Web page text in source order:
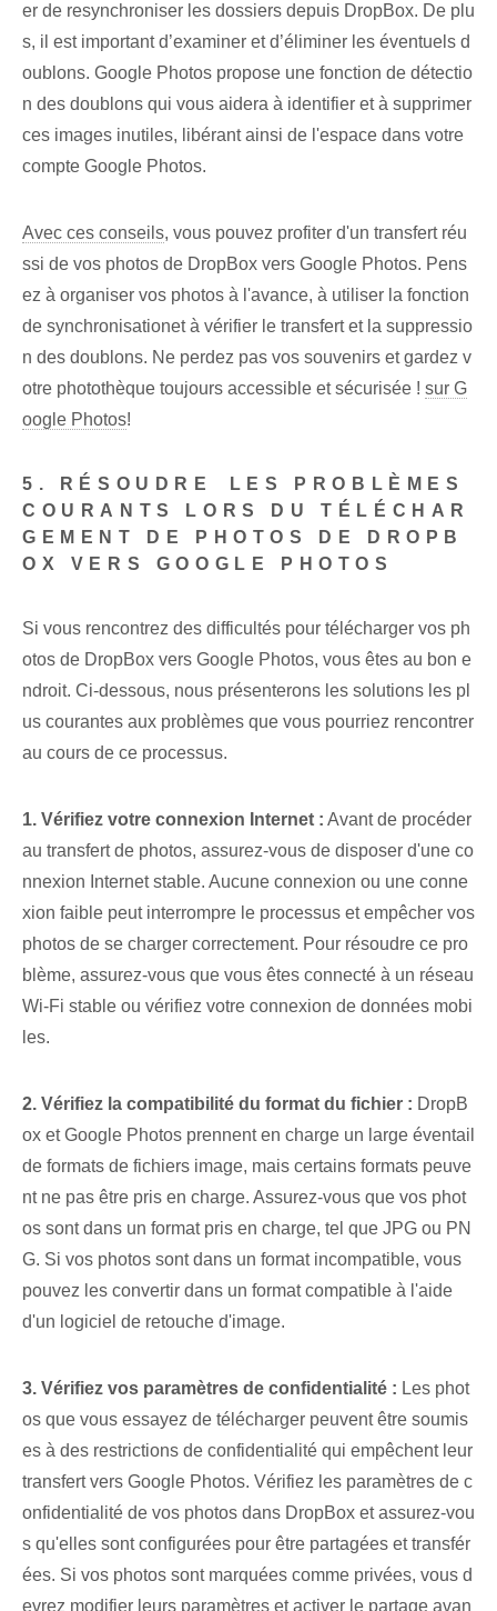
er de resynchroniser les dossiers depuis ⁤DropBox. De plu
s, il est important d’examiner et d’éliminer les éventuels d
oublons. Google Photos‌ propose une fonction de détectio
n des doublons qui vous aidera⁤ à identifier et à supprimer‍
ces images inutiles, libérant ainsi de l'espace dans votre
compte Google Photos.
Avec ces conseils, vous pouvez profiter d'un ‍transfert‍ réu
ssi de vos photos de DropBox vers Google Photos. Pens
ez à organiser ⁤vos photos⁢ à l'avance, à utiliser la ⁤fonction
de synchronisation⁢et à vérifier le transfert et la suppressio
n des ⁢doublons. Ne perdez pas vos souvenirs et gardez v
otre photothèque toujours accessible et sécurisée ! sur G
oogle Photos!
5. RÉSOUDRE⁤ LES PROBLÈMES
COURANTS LORS DU TÉLÉCHAR
GEMENT DE PHOTOS DE DROPB
OX VERS GOOGLE PHOTOS
Si vous rencontrez des difficultés pour télécharger vos ph
otos de DropBox vers Google Photos, vous êtes au bon e
ndroit. Ci-dessous, nous présenterons les solutions les pl
us courantes aux problèmes que vous pourriez rencontrer
au cours de ce processus.
1. Vérifiez votre connexion Internet : Avant de procéder
au transfert de photos, assurez-vous de disposer d'une co
nnexion Internet stable. Aucune connexion ou une conne
xion faible peut interrompre le processus et empêcher vos
photos de se charger correctement. Pour résoudre ce pro
blème, assurez-vous que vous êtes connecté à un réseau
Wi-Fi stable ou vérifiez votre connexion de données mobi
les.
2.⁤ Vérifiez la compatibilité du ⁣format⁢ du fichier : DropB
ox et Google Photos prennent en charge un large éventail
de formats de fichiers image, mais certains formats peuve
nt ne pas être pris en charge. Assurez-vous que vos phot
os sont dans un format pris en charge, tel que JPG ou PN
G. Si vos photos sont dans un format incompatible, vous
pouvez les convertir dans un format compatible à l'aide
d'un logiciel de retouche d'image.
3. Vérifiez vos paramètres de confidentialité : Les phot
os que vous essayez de télécharger peuvent être soumis
es à des restrictions de confidentialité qui empêchent leur
transfert vers Google Photos. Vérifiez les paramètres de c
onfidentialité de vos photos dans DropBox et assurez-vou
s qu'elles sont configurées pour être partagées et transfér
ées. ⁤Si vos photos sont marquées comme privées, vous d
evrez modifier leurs paramètres et activer le partage avan